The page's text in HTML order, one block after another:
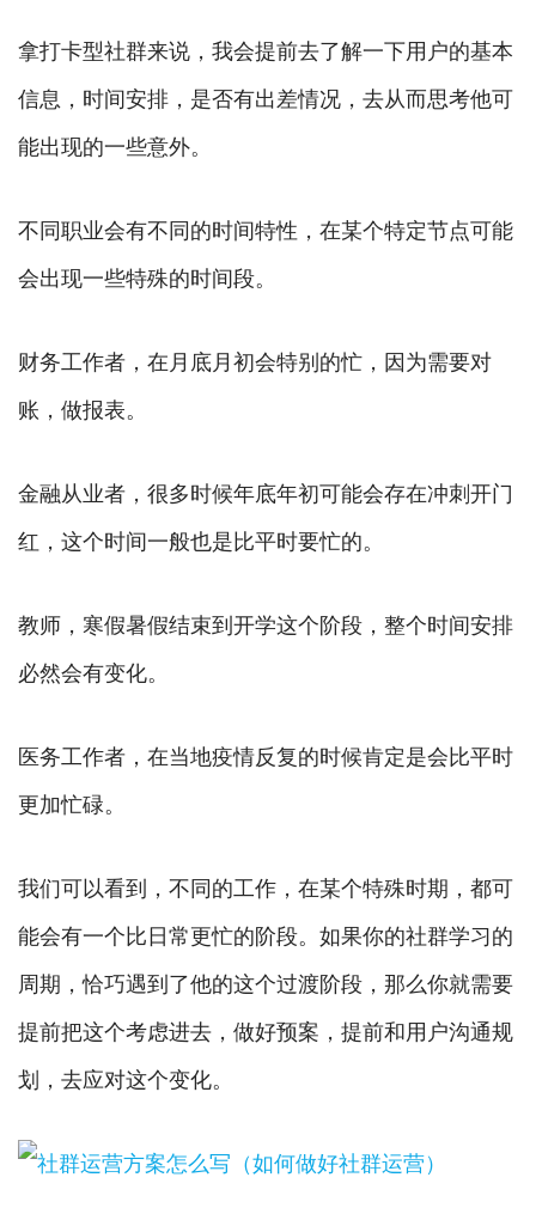
拿打卡型社群来说，我会提前去了解一下用户的基本
信息，时间安排，是否有出差情况，去从而思考他可
能出现的一些意外。
不同职业会有不同的时间特性，在某个特定节点可能
会出现一些特殊的时间段。
财务工作者，在月底月初会特别的忙，因为需要对
账，做报表。
金融从业者，很多时候年底年初可能会存在冲刺开门
红，这个时间一般也是比平时要忙的。
教师，寒假暑假结束到开学这个阶段，整个时间安排
必然会有变化。
医务工作者，在当地疫情反复的时候肯定是会比平时
更加忙碌。
我们可以看到，不同的工作，在某个特殊时期，都可
能会有一个比日常更忙的阶段。如果你的社群学习的
周期，恰巧遇到了他的这个过渡阶段，那么你就需要
提前把这个考虑进去，做好预案，提前和用户沟通规
划，去应对这个变化。